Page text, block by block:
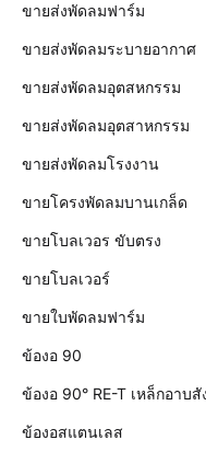
ขายส่งพัดลมฟาร์ม
ขายส่งพัดลมระบายอากาศ
ขายส่งพัดลมอุตสหกรรม
ขายส่งพัดลมอุตสาหกรรม
ขายส่งพัดลมโรงงาน
ขายโครงพัดลมบานเกล็ด
ขายโบลเวอร ขับตรง
ขายโบลเวอร์
ขายใบพัดลมฟาร์ม
ข้องอ 90
ข้องอ 90° RE-T เหล็กอาบสั
ข้องอสแตนเลส